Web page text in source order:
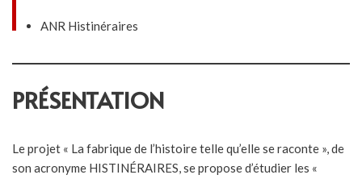
ANR Histinéraires
PRÉSENTATION
Le projet « La fabrique de l’histoire telle qu’elle se raconte », de
son acronyme HISTINÉRAIRES, se propose d’étudier les «